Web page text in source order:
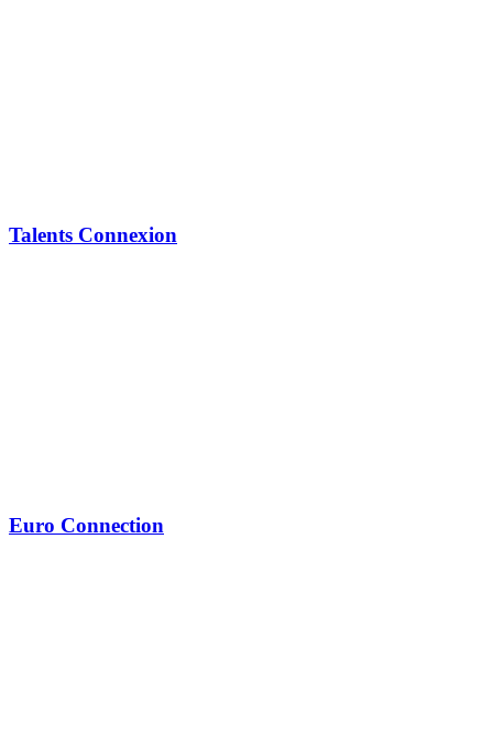
Talents Connexion
Euro Connection